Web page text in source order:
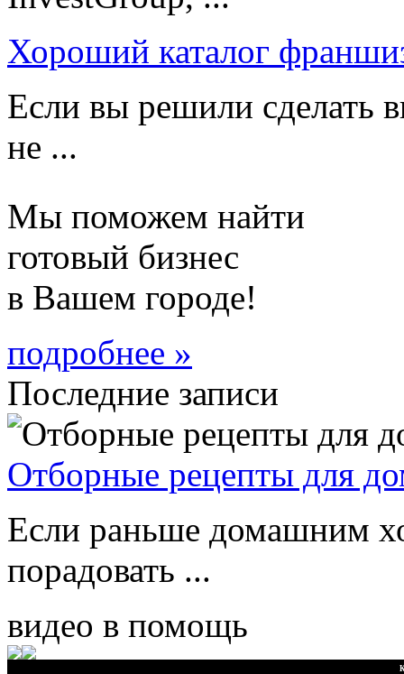
Хороший каталог
Если вы решили сделать
не ...
Мы поможем найти
готовый бизнес
в Вашем городе!
подробнее »
Последние записи
Отборные рецепты для
Если раньше домашним
порадовать ...
видео в помощь